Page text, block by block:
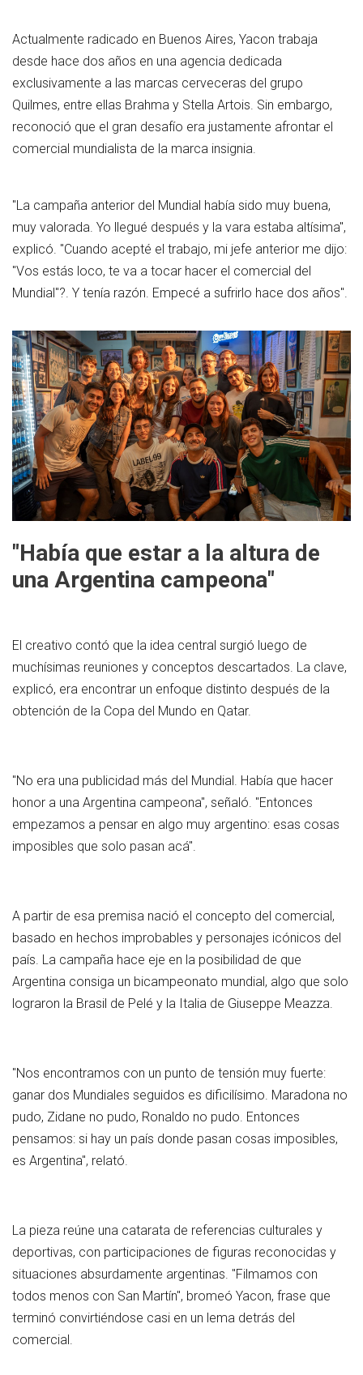
Actualmente radicado en Buenos Aires, Yacon trabaja
desde hace dos años en una agencia dedicada
exclusivamente a las marcas cerveceras del grupo
Quilmes, entre ellas Brahma y Stella Artois. Sin embargo,
reconoció que el gran desafío era justamente afrontar el
comercial mundialista de la marca insignia.
"La campaña anterior del Mundial había sido muy buena,
muy valorada. Yo llegué después y la vara estaba altísima",
explicó. "Cuando acepté el trabajo, mi jefe anterior me dijo:
"Vos estás loco, te va a tocar hacer el comercial del
Mundial"?. Y tenía razón. Empecé a sufrirlo hace dos años".
"Había que estar a la altura de
una Argentina campeona"
El creativo contó que la idea central surgió luego de
muchísimas reuniones y conceptos descartados. La clave,
explicó, era encontrar un enfoque distinto después de la
obtención de la Copa del Mundo en Qatar.
"No era una publicidad más del Mundial. Había que hacer
honor a una Argentina campeona", señaló. "Entonces
empezamos a pensar en algo muy argentino: esas cosas
imposibles que solo pasan acá".
A partir de esa premisa nació el concepto del comercial,
basado en hechos improbables y personajes icónicos del
país. La campaña hace eje en la posibilidad de que
Argentina consiga un bicampeonato mundial, algo que solo
lograron la Brasil de Pelé y la Italia de Giuseppe Meazza.
"Nos encontramos con un punto de tensión muy fuerte:
ganar dos Mundiales seguidos es dificilísimo. Maradona no
pudo, Zidane no pudo, Ronaldo no pudo. Entonces
pensamos: si hay un país donde pasan cosas imposibles,
es Argentina", relató.
La pieza reúne una catarata de referencias culturales y
deportivas, con participaciones de figuras reconocidas y
situaciones absurdamente argentinas. "Filmamos con
todos menos con San Martín", bromeó Yacon, frase que
terminó convirtiéndose casi en un lema detrás del
comercial.